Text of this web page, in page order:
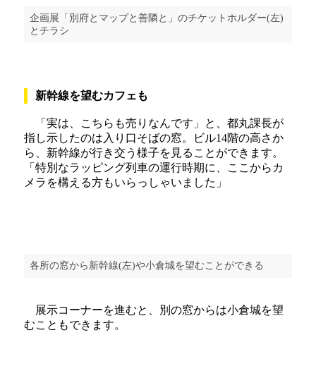
企画展「別府とマップと善隣と」のチケットホルダー(左)
とチラシ
新幹線を望むカフェも
「実は、こちらも売りなんです」と、都丸課長が
指し示したのは入り口そばの窓。ビル14階の高さか
ら、新幹線が行き交う様子を見ることができます。
「特別なラッピング列車の運行時期に、ここからカ
メラを構える方もいらっしゃいました」
各所の窓から新幹線(左)や小倉城を望むことができる
展示コーナーを進むと、別の窓からは小倉城を望
むこともできます。